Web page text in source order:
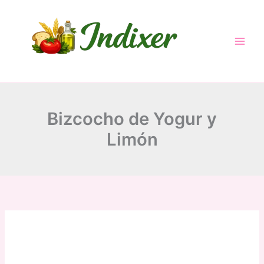
Bizcocho de Yogur y
Limón